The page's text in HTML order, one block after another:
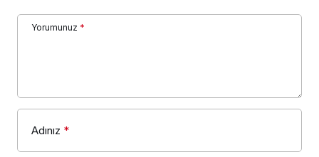
Yorumunuz *
Adınız *